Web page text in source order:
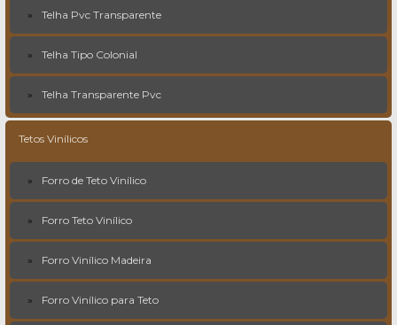
Telha Pvc Transparente
Telha Tipo Colonial
Telha Transparente Pvc
Tetos Vinílicos
Forro de Teto Vinílico
Forro Teto Vinílico
Forro Vinílico Madeira
Forro Vinílico para Teto